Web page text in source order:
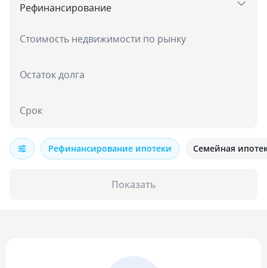
Стоимость недвижимости по рынку
Остаток долга
Срок
Показать
Рефинансирование ипотеки Семейная